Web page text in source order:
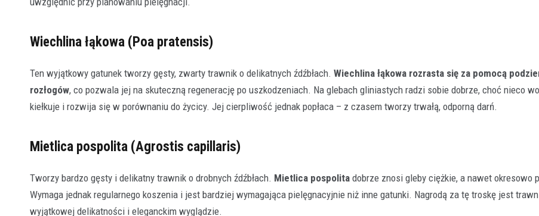
Wiechlina łąkowa (Poa pratensis)
Ten wyjątkowy gatunek tworzy gęsty, zwarty trawnik o delikatnych źdźbłach. Wiechlina łąkowa rozrasta się za pomocą
rozłogów, co pozwala jej na skuteczną regenerację po uszkodzeniach. Na glebach gliniastych radzi sobie dobrze, choć nieco
kiełkuje i rozwija się w porównaniu do życicy. Jej cierpliwość jednak popłaca – z czasem tworzy trwałą, odporną darń.
Mietlica pospolita (Agrostis capillaris)
Tworzy bardzo gęsty i delikatny trawnik o drobnych źdźbłach. Mietlica pospolita dobrze znosi gleby ciężkie, a nawet okresowo
Wymaga jednak regularnego koszenia i jest bardziej wymagająca pielęgnacyjnie niż inne gatunki. Nagrodą za tę troskę jest
wyjątkowej delikatności i eleganckim wyglądzie.